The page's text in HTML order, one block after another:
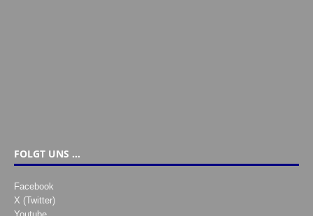
FOLGT UNS …
Facebook
X (Twitter)